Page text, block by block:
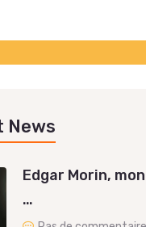
News
Edgar Morin,
…